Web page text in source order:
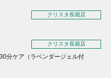
クリスタ長堀店
クリスタ長堀店
分ケア（ラベンダージェル付